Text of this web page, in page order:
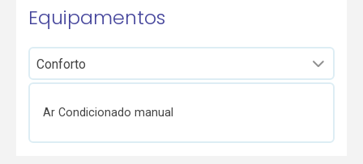
Equipamentos
Ar Condicionado manual